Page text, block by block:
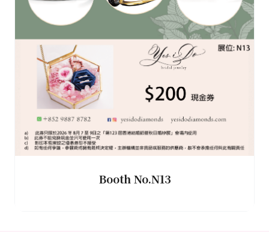
Booth No.N13